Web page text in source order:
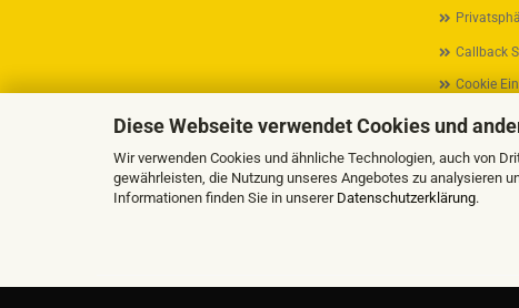
Diese Webseite verwendet Cookies und
Wir verwenden Cookies und ähnliche Technologien, auch von
gewährleisten, die Nutzung unseres Angebotes zu analysieren
Informationen finden Sie in unserer Datenschutzerklärung.
Callback
Cookie